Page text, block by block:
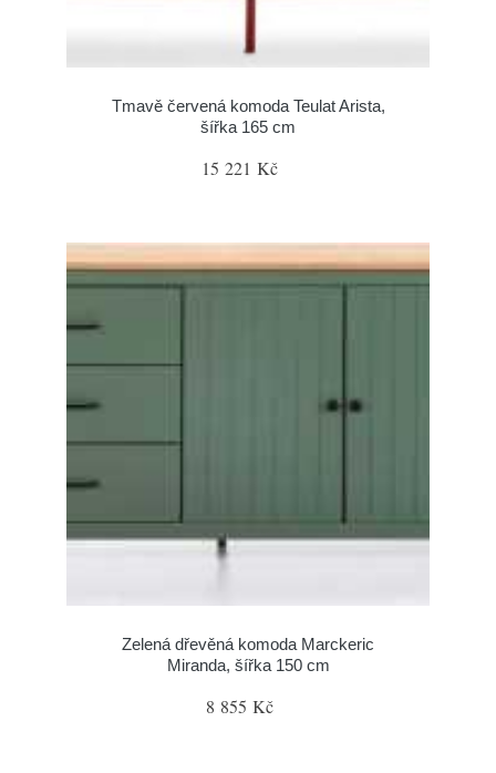
Tmavě červená komoda Teulat Arista,
šířka 165 cm
15 221 Kč
Zelená dřevěná komoda Marckeric
Miranda, šířka 150 cm
8 855 Kč